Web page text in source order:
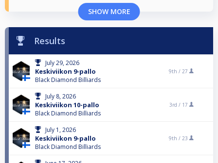
SHOW MORE
Results
July 29, 2026
Keskiviikon 9-pallo
Black Diamond Billiards
9th / 27
July 8, 2026
Keskiviikon 10-pallo
Black Diamond Billiards
3rd / 17
July 1, 2026
Keskiviikon 9-pallo
Black Diamond Billiards
9th / 23